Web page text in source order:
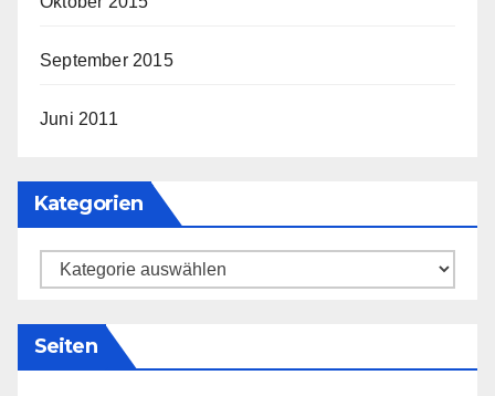
September 2015
Juni 2011
Kategorien
Kategorien
Seiten